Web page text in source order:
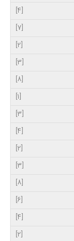
[4]
[7]
[2]
[3]
[8]
[1]
[3]
[4]
[2]
[3]
[8]
[6]
[4]
[2]